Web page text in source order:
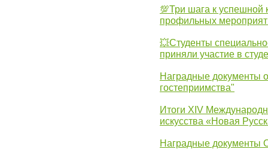
💯Три шага к успешной
профильных
💥Студенты
приняли участие в
Наградные документы
гостеприимства"
Итоги XIV
искусства «Новая
Наградные документы